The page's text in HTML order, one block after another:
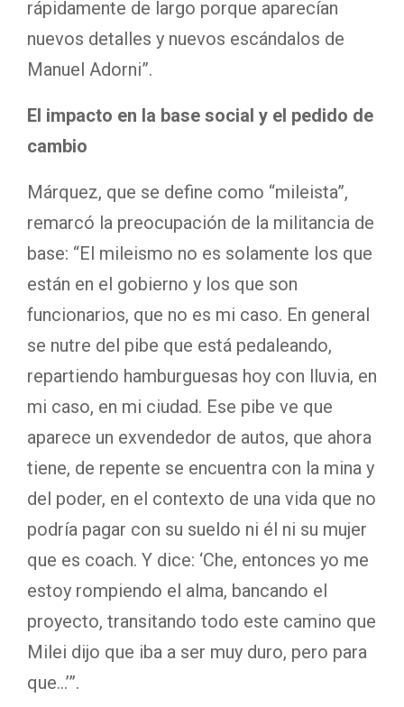
rápidamente de largo porque aparecían
nuevos detalles y nuevos escándalos de
Manuel Adorni”.
El impacto en la base social y el pedido de
cambio
Márquez, que se define como “mileista”,
remarcó la preocupación de la militancia de
base: “El mileismo no es solamente los que
están en el gobierno y los que son
funcionarios, que no es mi caso. En general
se nutre del pibe que está pedaleando,
repartiendo hamburguesas hoy con lluvia, en
mi caso, en mi ciudad. Ese pibe ve que
aparece un exvendedor de autos, que ahora
tiene, de repente se encuentra con la mina y
del poder, en el contexto de una vida que no
podría pagar con su sueldo ni él ni su mujer
que es coach. Y dice: ‘Che, entonces yo me
estoy rompiendo el alma, bancando el
proyecto, transitando todo este camino que
Milei dijo que iba a ser muy duro, pero para
que…’”.